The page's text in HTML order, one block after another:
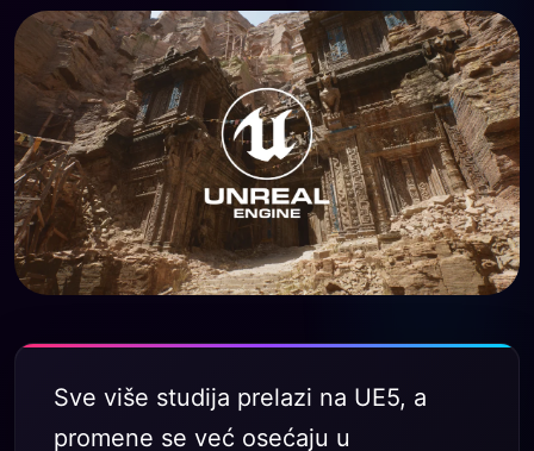
Sve više studija prelazi na UE5, a
promene se već osećaju u